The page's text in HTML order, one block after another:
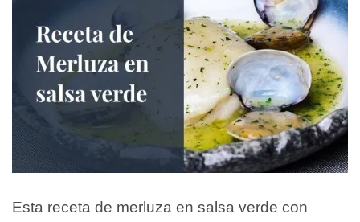
Esta receta de merluza en salsa verde con